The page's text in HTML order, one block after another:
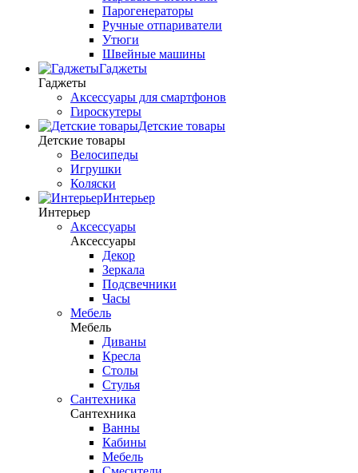
Парогенераторы
Ручные отпариватели
Утюги
Швейные машины
Гаджеты
Гаджеты
Аксессуары для смартфонов
Гироскутеры
Детские товары
Детские товары
Велосипеды
Игрушки
Коляски
Интерьер
Интерьер
Аксессуары
Аксессуары
Декор
Зеркала
Подсвечники
Часы
Мебель
Мебель
Диваны
Кресла
Столы
Стулья
Сантехника
Сантехника
Ванны
Кабины
Мебель